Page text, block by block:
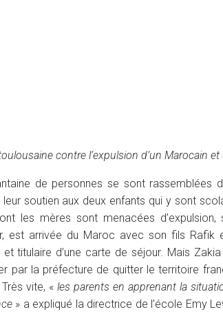
contre l’expulsion d’un Marocain et
de personnes se sont
soutien aux deux enfants qui y sont
les mères sont menacées
est arrivée du Maroc avec son fils
titulaire d’une carte de séjour. Mais
par la préfecture de quitter le territoire
vite, « les parents en apprenant la
» a expliqué la directrice de l’école Emy